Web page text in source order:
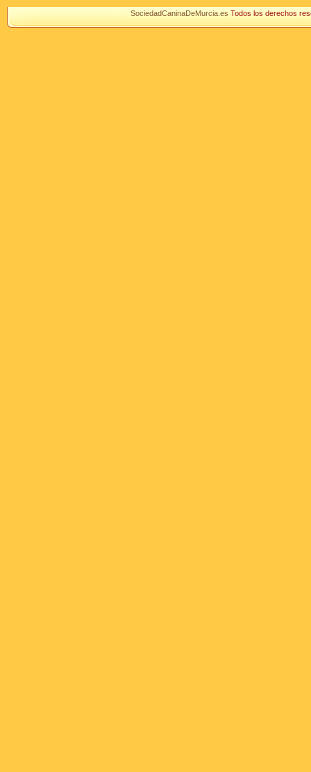
SociedadCaninaDeMurcia.es Todos los derechos